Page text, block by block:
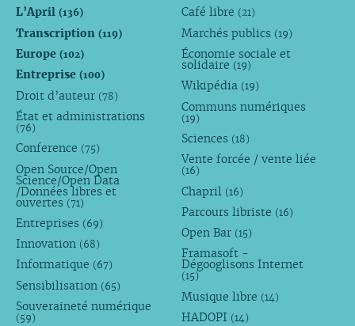
L’April (136)
Transcription (119)
Europe (102)
Entreprise (100)
Droit d’auteur (78)
État et administrations
(76)
Conference (75)
Open Source/Open
Science/Open Data
/Données libres et
ouvertes (71)
Entreprises (69)
Innovation (68)
Informatique (67)
Sensibilisation (65)
Souveraineté numérique
(59)
Café libre (21)
Marchés publics (19)
Économie sociale et
solidaire (19)
Wikipédia (19)
Communs numériques
(19)
Sciences (18)
Vente forcée / vente liée
(16)
Chapril (16)
Parcours libriste (16)
Open Bar (15)
Framasoft -
Dégooglisons Internet
(15)
Musique libre (14)
HADOPI (14)